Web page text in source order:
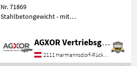
Nr. 71869
Stahlbetongewicht - mit
Anhängevorrichtung ohne
AGXOR Vertriebsgesellschaft Ost GmbH
2111 Harmannsdorf-Rückersdorf